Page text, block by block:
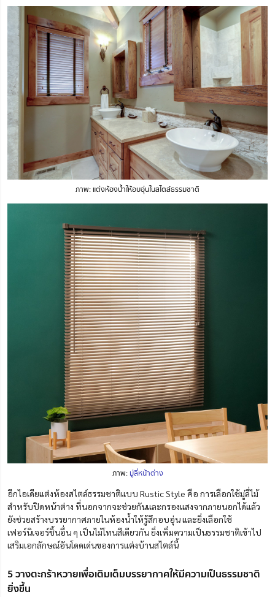
ภาพ: แต่งห้องน้ำให้อบอุ่นในสไตล์ธรรมชาติ
ภาพ: มู่ลี่หน้าต่าง
อีกไอเดียแต่งห้องสไตล์ธรรมชาติแบบ Rustic Style คือ การเลือกใช้มู่ลี่ไม้
สำหรับปิดหน้าต่าง ที่นอกจากจะช่วยกันและกรองแสงจากภายนอกได้แล้ว
ยังช่วยสร้างบรรยากาศภายในห้องน้ำให้รู้สึกอบอุ่น และยิ่งเลือกใช้
เฟอร์นิเจอร์ชิ้นอื่น ๆ เป็นไม้โทนสีเดียวกัน ยิ่งเพิ่มความเป็นธรรมชาติเข้าไป
เสริมเอกลักษณ์อันโดดเด่นของการแต่งบ้านสไตล์นี้
5 วางตะกร้าหวายเพื่อเติมเต็มบรรยากาศให้มีความเป็นธรรมชาติ
ยิ่งขึ้น